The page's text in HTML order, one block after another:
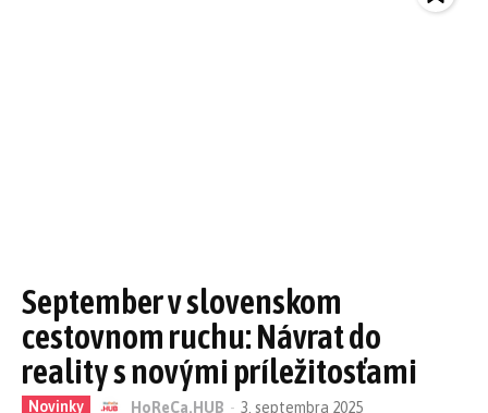
September v slovenskom
cestovnom ruchu: Návrat do
reality s novými príležitosťami
Novinky HoReCa.HUB - 3. septembra 2025